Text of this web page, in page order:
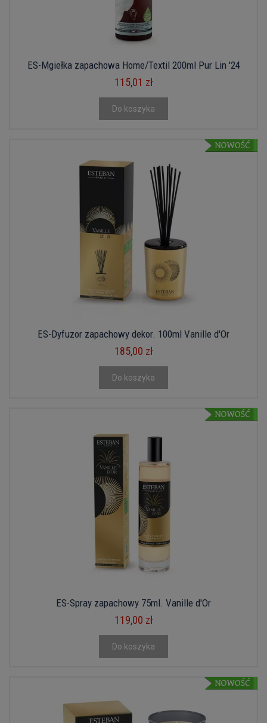
ES-Mgiełka zapachowa Home/Textil 200ml Pur Lin '24
115,01 zł
Do koszyka
ES-Dyfuzor zapachowy dekor. 100ml Vanille d'Or
185,00 zł
Do koszyka
ES-Spray zapachowy 75ml. Vanille d'Or
119,00 zł
Do koszyka